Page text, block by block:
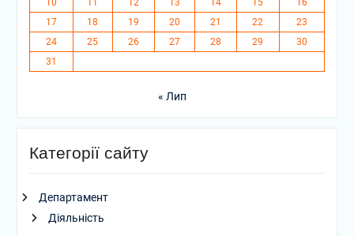
10
11 12 13 14 15
16
17
18 19 20 21 22
23
24
25 26 27 28 29
30
31
« Лип
Категорії сайту
Департамент
Діяльність